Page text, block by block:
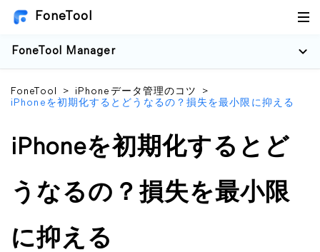
FoneTool
FoneTool Manager
FoneTool > iPhoneデータ管理のコツ
>
iPhoneを初期化するとどうなるの？損失を最小限に抑える
iPhoneを初期化するとど
うなるの？損失を最小限
に抑える